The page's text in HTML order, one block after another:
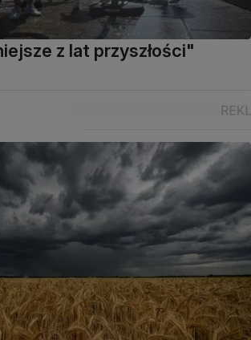
z lat przyszłości"